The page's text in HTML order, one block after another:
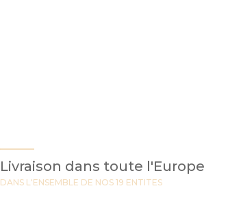
Livraison dans toute l'Europe
DANS L'ENSEMBLE DE NOS 19 ENTITES